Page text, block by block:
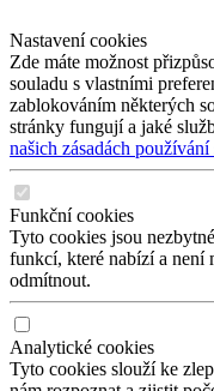
Nastavení cookies
Zde máte možnost
souladu s vlastními
zablokováním některých
stránky fungují a jaké
našich zásadách
Funkční cookies
Tyto cookies jsou
funkcí, které nabízí a není
odmítnout.
Analytické cookies
Tyto cookies slouží ke